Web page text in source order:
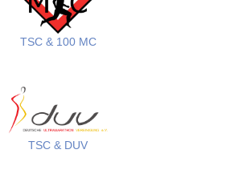
TSC & 100 MC
TSC & DUV